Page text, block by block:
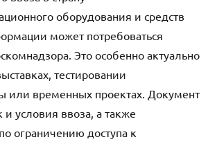
оборудования и средств
может потребоваться
Это особенно актуально
тестировании
или временных проектах. Документ
и условия ввоза, а также
ограничению доступа к